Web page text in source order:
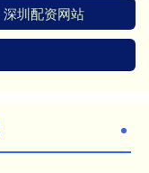
深圳配资网站